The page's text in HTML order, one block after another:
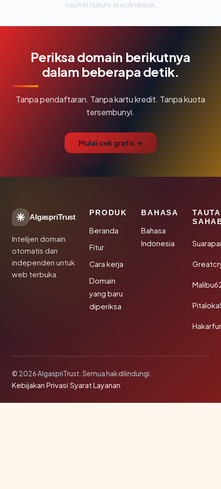
nasihat hukum atau finansial.
Periksa domain berikutnya
dalam beberapa detik.
Tanpa pendaftaran. Tanpa kartu kredit. Tanpa kuota
tersembunyi.
Mulai cek gratis →
AlgaspriTrust
Intelijen domain
otomatis dan
independen untuk
web terbuka.
PRODUK
Beranda
Fitur
Cara kerja
Domain
yang baru
diperiksa
BAHASA
Bahasa
Indonesia
© 2026 AlgaspriTrust. Semua hak dilindungi.
Kebijakan Privasi·Syarat Layanan